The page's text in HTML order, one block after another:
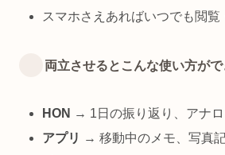
スマホさえあればいつでも閲覧
両立させるとこんな使い方がで
HON → 1日の振り返り、アナ
アプリ → 移動中のメモ、写真